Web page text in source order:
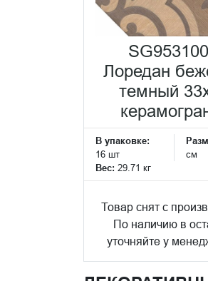
Лоредан
темный
В упаковке:
16 шт
см
Вес: 29.71 кг
Товар снят с
По наличию в
уточняйте у